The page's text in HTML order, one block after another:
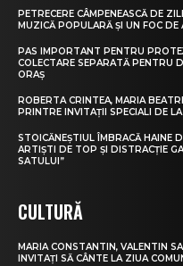
PETRECERE CÂMPENEASCĂ DE
MUZICĂ POPULARĂ ȘI UN FOC
PAS IMPORTANT PENTRU
COLECTARE SEPARATĂ PENTRU
ORAȘ
ROBERTA CRINTEA, MARIA
PRINTRE INVITAȚII SPECIALI DE
STOICĂNEȘTIUL ÎMBRACĂ HAINE
ARTIȘTI DE TOP ȘI DISTRACȚIE
SATULUI”
CULTURĂ
MARIA CONSTANTIN, VALENTIN
INVITAȚI SĂ CÂNTE LA ZIUA